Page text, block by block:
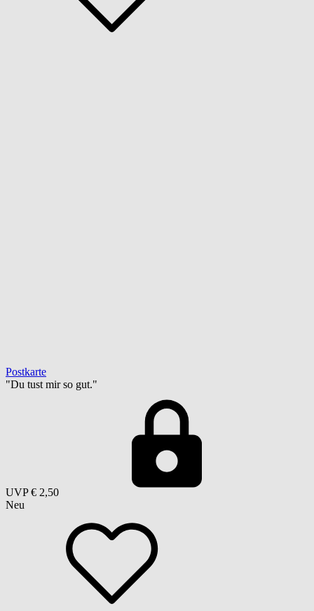
Postkarte
"Du tust mir so gut."
UVP € 2,50
Neu